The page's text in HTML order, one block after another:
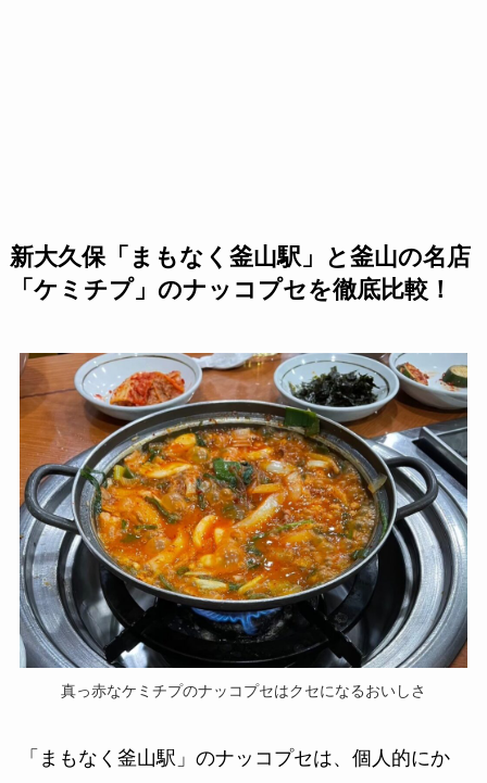
新大久保「まもなく釜山駅」と釜山の名店
「ケミチプ」のナッコプセを徹底比較！
真っ赤なケミチプのナッコプセはクセになるおいしさ
「まもなく釜山駅」のナッコプセは、個人的にか